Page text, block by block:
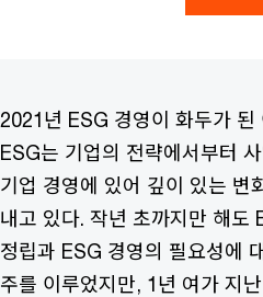
2021년 ESG 경영이 화두가 된
ESG는 기업의 전략에서부터
기업 경영에 있어 깊이 있는 변
내고 있다. 작년 초까지만 해도
정립과 ESG 경영의 필요성에
주를 이루었지만, 1년 여가 지난